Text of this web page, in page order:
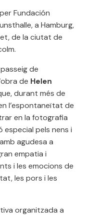
Fundación
a Hamburg,
de la ciutat de
de
de Helen
durant més de
l’espontaneïtat de
en la fotografia
especial pels nens i
agudesa a
empatia i
i les emocions de
les pors i les
organitzada a